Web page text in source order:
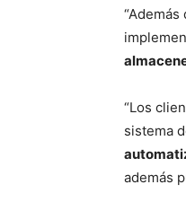
“Los
sistema
además